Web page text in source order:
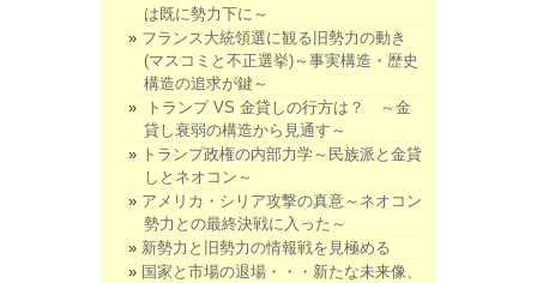
は既に勢力下に～
フランス大統領選に観る旧勢力の動き
(マスコミと不正選挙)～事実構造・歴史
構造の追求が鍵～
トランプ VS 金貸しの行方は？ ～金
貸し衰弱の構造から見通す～
トランプ政権の内部力学～民族派と金貸
しとネオコン～
アメリカ・シリア攻撃の真意～ネオコン
勢力との最終決戦に入った～
新勢力と旧勢力の情報戦を見極める
国家と市場の退場・・・新たな未来像、